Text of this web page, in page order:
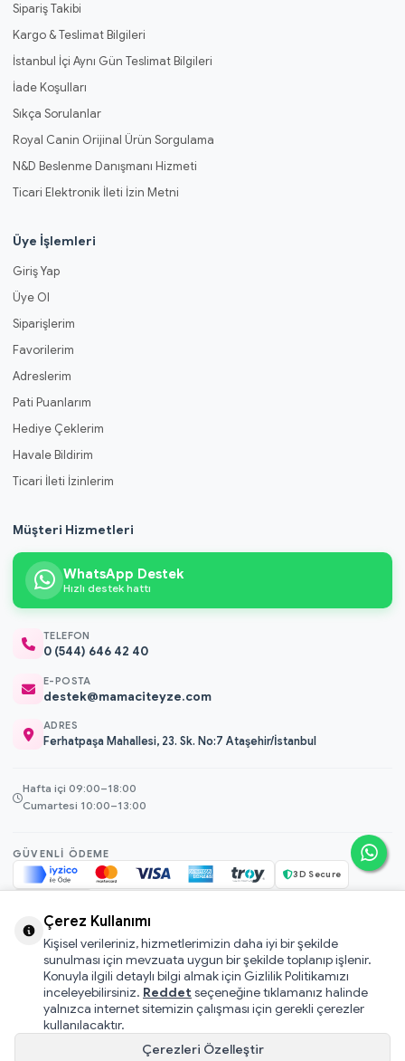
Sipariş Takibi
Kargo & Teslimat Bilgileri
İstanbul İçi Aynı Gün Teslimat Bilgileri
İade Koşulları
Sıkça Sorulanlar
Royal Canin Orijinal Ürün Sorgulama
N&D Beslenme Danışmanı Hizmeti
Ticari Elektronik İleti İzin Metni
Üye İşlemleri
Giriş Yap
Üye Ol
Siparişlerim
Favorilerim
Adreslerim
Pati Puanlarım
Hediye Çeklerim
Havale Bildirim
Ticari İleti İzinlerim
Müşteri Hizmetleri
WhatsApp Destek
Hızlı destek hattı
TELEFON
0 (544) 646 42 40
E-POSTA
destek@mamaciteyze.com
ADRES
Ferhatpaşa Mahallesi, 23. Sk. No:7 Ataşehir/İstanbul
Hafta içi 09:00–18:00
Cumartesi 10:00–13:00
GÜVENLI ÖDEME
3D Secure
© 2026 Mamacı Teyze · Nurşen ve ekibi ile birlikte ile hazırlandı.
Mesafeli Satış Sözleşmesi
Pati Puan Kazanma Koşulları
Gizlilik ve Çerez Politikası
KVKK Aydınlatma Metni
Çerez Kullanımı
Kişisel verileriniz, hizmetlerimizin daha iyi bir şekilde
sunulması için mevzuata uygun bir şekilde toplanıp işlenir.
Konuyla ilgili detaylı bilgi almak için Gizlilik Politikamızı
inceleyebilirsiniz. Reddet seçeneğine tıklamanız halinde
yalnızca internet sitemizin çalışması için gerekli çerezler
kullanılacaktır.
Çerezleri Özelleştir